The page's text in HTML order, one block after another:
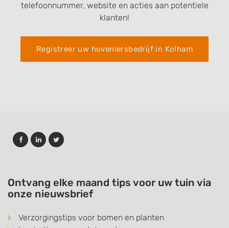
telefoonnummer, website en acties aan potentiele
klanten!
Registreer uw hoveniersbedrijf in Kolham
Ontvang elke maand tips voor uw tuin via
onze nieuwsbrief
Verzorgingstips voor bomen en planten